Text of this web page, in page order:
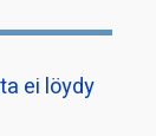
ei löydy